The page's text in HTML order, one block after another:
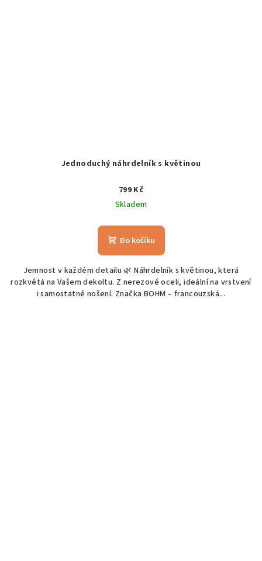
Jednoduchý náhrdelník s květinou
799 Kč
Skladem
Do košíku
Jemnost v každém detailu 🌿 Náhrdelník s květinou, která
rozkvétá na Vašem dekoltu. Z nerezové oceli, ideální na vrstvení
i samostatné nošení. Značka BOHM – francouzská...